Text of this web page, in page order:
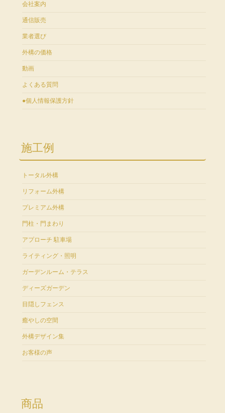
会社案内
通信販売
業者選び
外構の価格
動画
よくある質問
●個人情報保護方針
施工例
トータル外構
リフォーム外構
プレミアム外構
門柱・門まわり
アプローチ 駐車場
ライティング・照明
ガーデンルーム・テラス
ディーズガーデン
目隠しフェンス
癒やしの空間
外構デザイン集
お客様の声
商品